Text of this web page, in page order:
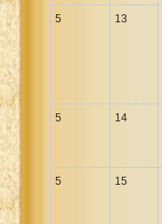
5 13
5 14
5 15